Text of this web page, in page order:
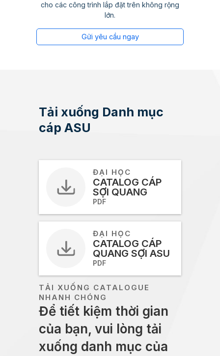
cho các công trình lắp đặt trên không rộng
lớn.
Gửi yêu cầu ngay
Tải xuống Danh mục
cáp ASU
ĐẠI HỌC
CATALOG CÁP
SỢI QUANG
PDF
ĐẠI HỌC
CATALOG CÁP
QUANG SỢI ASU
PDF
TẢI XUỐNG CATALOGUE
NHANH CHÓNG
Để tiết kiệm thời gian
của bạn, vui lòng tải
xuống danh mục của